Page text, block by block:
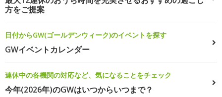
方をご提案
日付からGW(ゴールデンウィーク)のイベントを探す
GWイベントカレンダー
連休中の各機関の対応など、気になることをチェック
今年(2026年)のGWはいつからいつまで？